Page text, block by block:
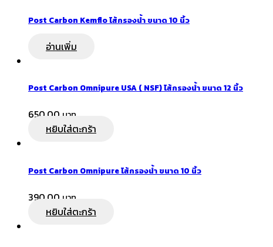
Post Carbon Kemflo ไส้กรองน้ำ ขนาด 10 นิ้ว
อ่านเพิ่ม
Post Carbon Omnipure USA ( NSF) ไส้กรองน้ำ ขนาด 12 นิ้ว
650.00
หยิบใส่ตะกร้า
Post Carbon Omnipure ไส้กรองน้ำ ขนาด 10 นิ้ว
390.00
หยิบใส่ตะกร้า